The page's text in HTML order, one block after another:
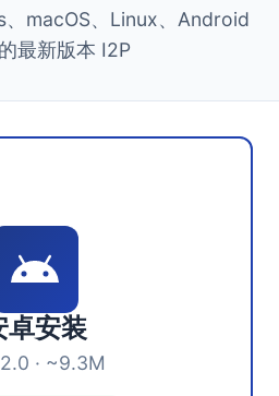
macOS、Linux、Android
最新版本 I2P
卓安装
· ~9.3M